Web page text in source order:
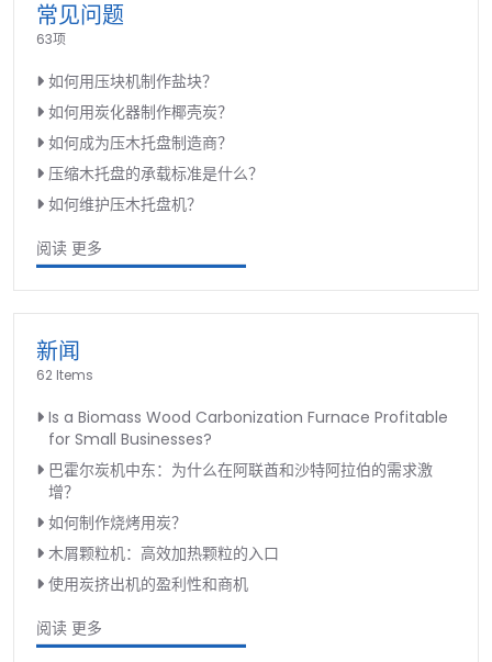
常见问题
63项
如何用压块机制作盐块？
如何用炭化器制作椰壳炭？
如何成为压木托盘制造商？
压缩木托盘的承载标准是什么？
如何维护压木托盘机？
阅读 更多
新闻
62 Items
Is a Biomass Wood Carbonization Furnace Profitable
for Small Businesses?
巴霍尔炭机中东：为什么在阿联酋和沙特阿拉伯的需求激
增？
如何制作烧烤用炭？
木屑颗粒机：高效加热颗粒的入口
使用炭挤出机的盈利性和商机
阅读 更多